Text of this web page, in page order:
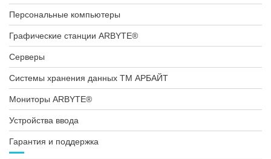
Персональные компьютеры
Графические станции ARBYTE®
Серверы
Системы хранения данных ТМ АРБАЙТ
Мониторы ARBYTE®
Устройства ввода
Гарантия и поддержка